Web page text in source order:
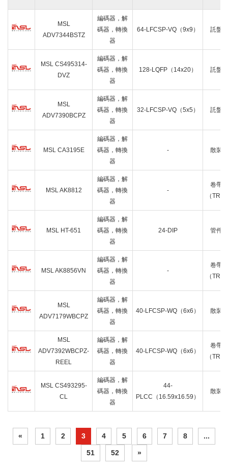
MSL
ADV7344BSTZ
編碼器，解
碼器，轉換
器
64-LFCSP-VQ（9x9） 託盤
MSL CS495314-
DVZ
編碼器，解
碼器，轉換
器
128-LQFP（14x20） 託盤
MSL
ADV7390BCPZ
編碼器，解
碼器，轉換
器
32-LFCSP-VQ（5x5） 託盤
MSL CA3195E
編碼器，解
碼器，轉換
器
- 散裝
MSL AK8812
編碼器，解
碼器，轉換
器
-
卷帶
（TR）
MSL HT-651
編碼器，解
碼器，轉換
器
24-DIP 管件
MSL AK8856VN
編碼器，解
碼器，轉換
器
-
卷帶
（TR）
MSL
ADV7179WBCPZ
編碼器，解
碼器，轉換
器
40-LFCSP-WQ（6x6） 散裝
MSL
ADV7392WBCPZ-
REEL
編碼器，解
碼器，轉換
器
40-LFCSP-WQ（6x6）
卷帶
（TR）
MSL CS493295-
CL
編碼器，解
碼器，轉換
器
44-
PLCC（16.59x16.59）
散裝
« 1 2 3 4 5 6 7 8 ...
51 52 »